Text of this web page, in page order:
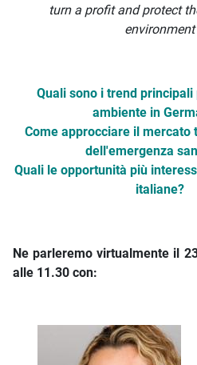
turn a profit and protect
environment
Quali sono i trend
ambiente in
Come approcciare il mercato
dell'emergenza
Quali le opportunità più
italiane?
Ne parleremo virtualmente il
alle 11.30 con: